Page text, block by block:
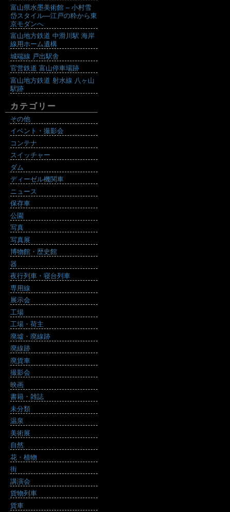
富山県水墨美術館 – 小村雪
岱スタイル―江戸の粋から東
京モダンへ
富山地方鉄道 中滑川駅 海岸
線用ホーム遺構
城端線 戸出駅舎
官営鉄道 富山停車場跡
富山地方鉄道 射水線 八ヶ山
駅跡
カテゴリー
その他
イベント・撮影会
コンテナ
スイッチャー
ダム
ディーゼル機関車
ニュース
保存車
公園
写真
写真展
博物館・歴史館
器
夜行列車・寝台列車
専用線
展示会
工場
工場・荷主
廃墟・廃線跡
廃線跡
廃貨車
撮影会
映画
書籍・雑誌
未分類
温泉
美術展
自然
花・植物
街
講演会
貨物列車
貨車